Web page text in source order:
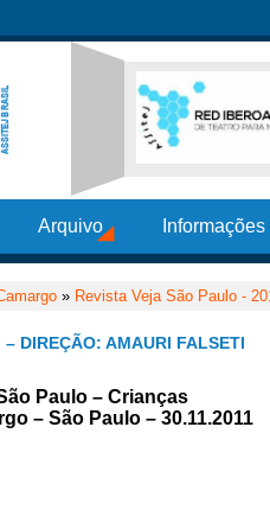
Arquivo
» Revista Veja São Paulo -
DIREÇÃO: AMAURI FALSETI
Paulo – Crianças
– São Paulo – 30.11.2011